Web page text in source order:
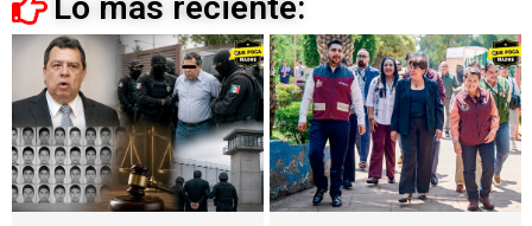
Lo más reciente: